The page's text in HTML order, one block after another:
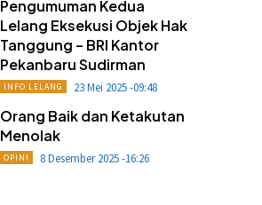
Pengumuman Kedua
Lelang Eksekusi Objek Hak
Tanggung – BRI Kantor
Pekanbaru Sudirman
INFO LELANG 23 Mei 2025 -09:48
Orang Baik dan Ketakutan
Menolak
OPINI 8 Desember 2025 -16:26